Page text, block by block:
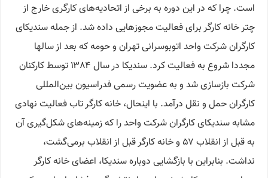
است. چرا که در این دوره به برخی از اتحادیه‌های کارگری خارج از
چتر خانه کارگر برای فعالیت مجوزهایی داده شد. از جمله سندیکای
کارگران شرکت واحد اتوبوسرانی تهران و حومه که بعد از سالها
مجددا شروع به فعالیت کرد. سندیکا در سال ۱۳۸۴ توسط کارکنان
شرکت بازسازی شد و به عضویت رسمی فدراسیون بین‌المللی
کارگران حمل و نقل درآمد. با اینحال، خانه کارگر تاب فعالیت نهادی
مشابه سندیکای کارگران شرکت واحد را که زمینه‌های شکل‌گیری آن
به قبل از انقلاب ۵۷ و خانه کارگر قبل از انقلاب برمی‌گشت،
نداشت. بنابراین با بازگشایی دوباره سندیکا، اعضای خانه کارگر